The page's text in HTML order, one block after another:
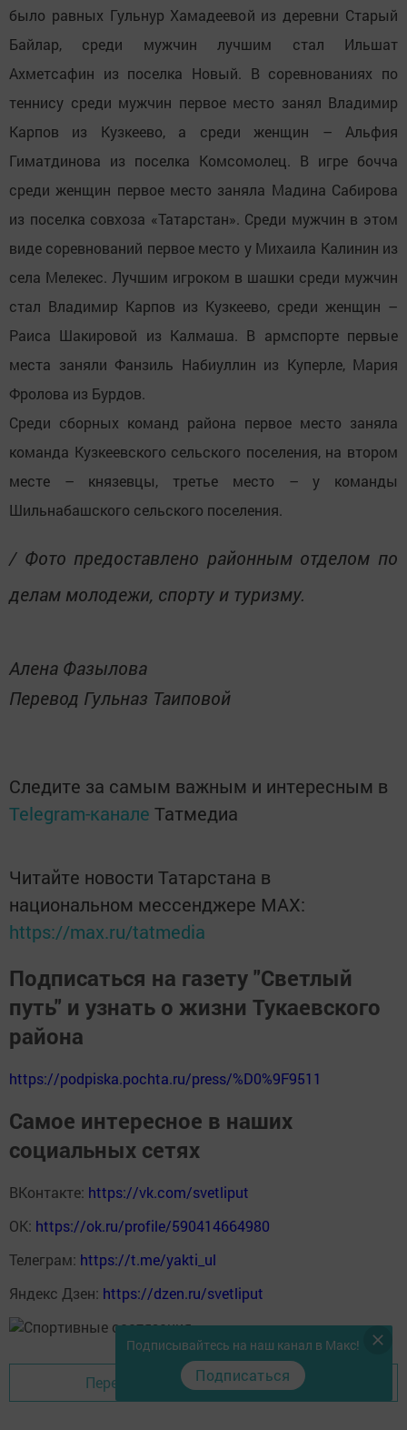
было равных Гульнур Хамадеевой из деревни Старый
Байлар, среди мужчин лучшим стал Ильшат
Ахметсафин из поселка Новый. В соревнованиях по
теннису среди мужчин первое место занял Владимир
Карпов из Кузкеево, а среди женщин – Альфия
Гиматдинова из поселка Комсомолец. В игре бочча
среди женщин первое место заняла Мадина Сабирова
из поселка совхоза «Татарстан». Среди мужчин в этом
виде соревнований первое место у Михаила Калинин из
села Мелекес. Лучшим игроком в шашки среди мужчин
стал Владимир Карпов из Кузкеево, среди женщин –
Раиса Шакировой из Калмаша. В армспорте первые
места заняли Фанзиль Набиуллин из Куперле, Мария
Фролова из Бурдов.
Среди сборных команд района первое место заняла
команда Кузкеевского сельского поселения, на втором
месте – князевцы, третье место – у команды
Шильнабашского сельского поселения.
/ Фото предоставлено районным отделом по
делам молодежи, спорту и туризму.
Алена Фазылова
Перевод Гульназ Таиповой
Следите за самым важным и интересным в
Telegram-канале Татмедиа
Читайте новости Татарстана в
национальном мессенджере MАХ:
https://max.ru/tatmedia
Подписаться на газету "Светлый
путь" и узнать о жизни Тукаевского
района
https://podpiska.pochta.ru/press/%D0%9F9511
Самое интересное в наших
социальных сетях
ВКонтакте: https://vk.com/svetliput
ОК: https://ok.ru/profile/590414664980
Телеграм: https://t.me/yakti_ul
Яндекс Дзен: https://dzen.ru/svetliput
Перейти на страницу новости
Подписывайтесь на наш канал в Макс!
Подписаться